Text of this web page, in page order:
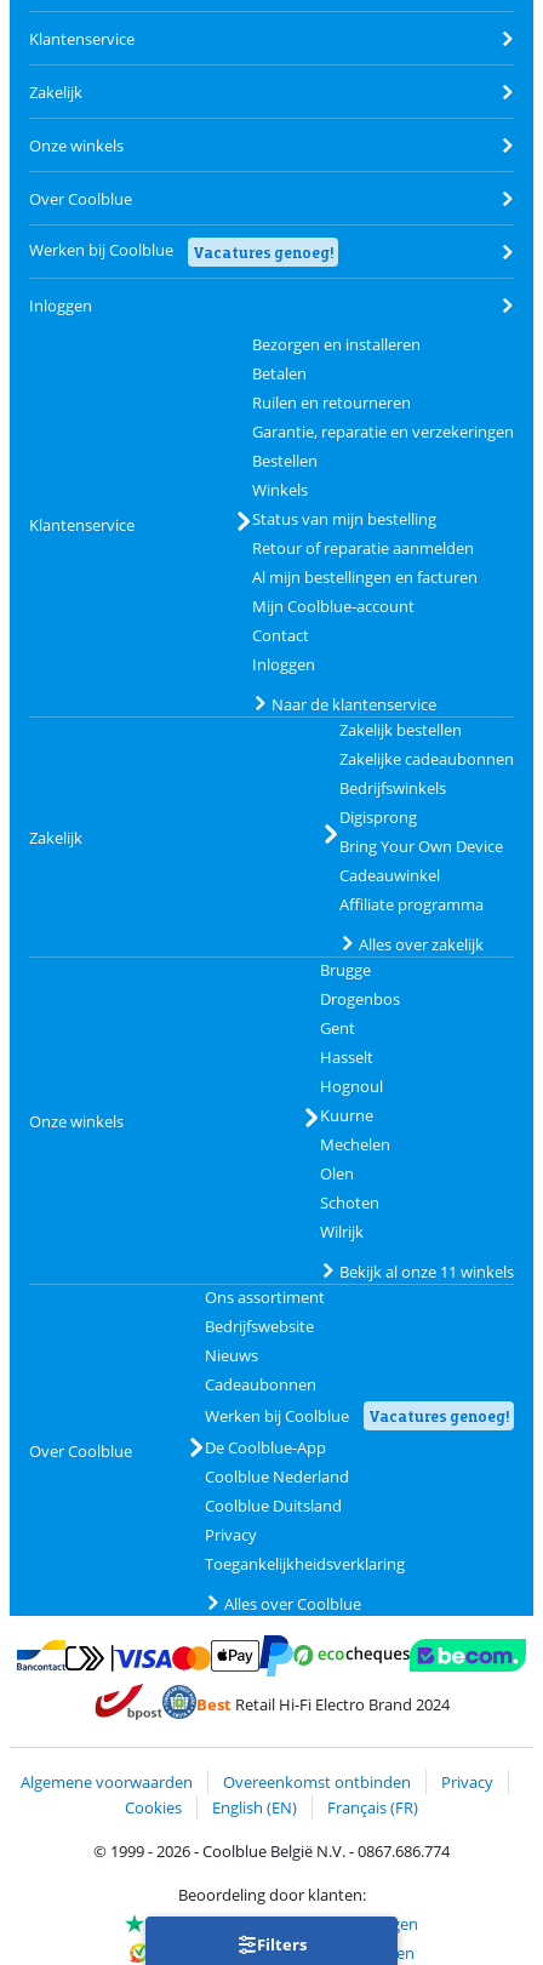
Filters
Klantenservice
Zakelijk
Onze winkels
Over Coolblue
Werken bij Coolblue Vacatures genoeg!
Inloggen
Klantenservice
Bezorgen en installeren
Betalen
Ruilen en retourneren
Garantie, reparatie en verzekeringen
Bestellen
Winkels
Status van mijn bestelling
Retour of reparatie aanmelden
Al mijn bestellingen en facturen
Mijn Coolblue-account
Contact
Inloggen
Naar de klantenservice
Zakelijk
Zakelijk bestellen
Zakelijke cadeaubonnen
Bedrijfswinkels
Digisprong
Bring Your Own Device
Cadeauwinkel
Affiliate programma
Alles over zakelijk
Onze winkels
Brugge
Drogenbos
Gent
Hasselt
Hognoul
Kuurne
Mechelen
Olen
Schoten
Wilrijk
Bekijk al onze 11 winkels
Over Coolblue
Ons assortiment
Bedrijfswebsite
Nieuws
Cadeaubonnen
Werken bij Coolblue
Vacatures genoeg!
De Coolblue-App
Coolblue Nederland
Coolblue Duitsland
Privacy
Toegankelijkheidsverklaring
Alles over Coolblue
Betalen met Bancontact
Betalen met MasterCard en Visa via ClickToPay
Betalen met PayPal
BestRetail Hi-Fi Electro Brand 2024
Algemene voorwaarden Overeenkomst ontbinden
Privacy
Cookies
English (EN)
Français (FR)
© 1999 - 2026 - Coolblue België N.V. - 0867.686.774
Beoordeling door klanten:
Trustpilot 4/5-75.155 beoordelingen
Kiyoh 9.1/10-68.721 beoordelingen